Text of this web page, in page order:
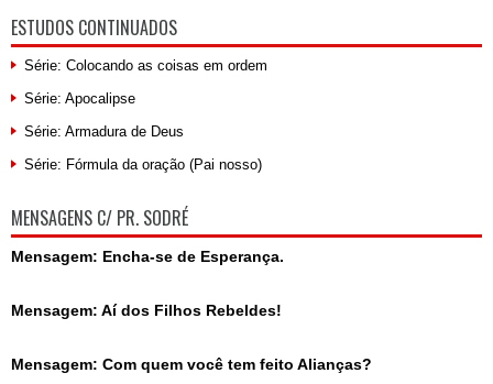
ESTUDOS CONTINUADOS
Série: Colocando as coisas em ordem
Série: Apocalipse
Série: Armadura de Deus
Série: Fórmula da oração (Pai nosso)
MENSAGENS C/ PR. SODRÉ
Mensagem: Encha-se de Esperança.
Mensagem: Aí dos Filhos Rebeldes!
Mensagem: Com quem você tem feito Alianças?